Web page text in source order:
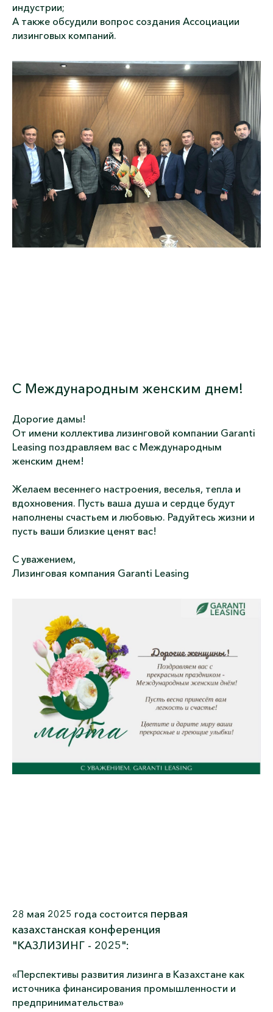
индустрии;
А также обсудили вопрос создания Ассоциации
лизинговых компаний.
C Международным женским днем!
Дорогие дамы!
От имени коллектива лизинговой компании Garanti
Leаsing поздравляем вас с Международным
женским днем!
Желаем весеннего настроения, веселья, тепла и
вдохновения. Пусть ваша душа и сердце будут
наполнены счастьем и любовью. Радуйтесь жизни и
пусть ваши близкие ценят вас!
С уважением,
Лизинговая компания Garanti Leasing
28 мая 2025 года состоится первая
казахстанская конференция
"КАЗЛИЗИНГ - 2025":
«Перспективы развития лизинга в Казахстане как
источника финансирования промышленности и
предпринимательства»